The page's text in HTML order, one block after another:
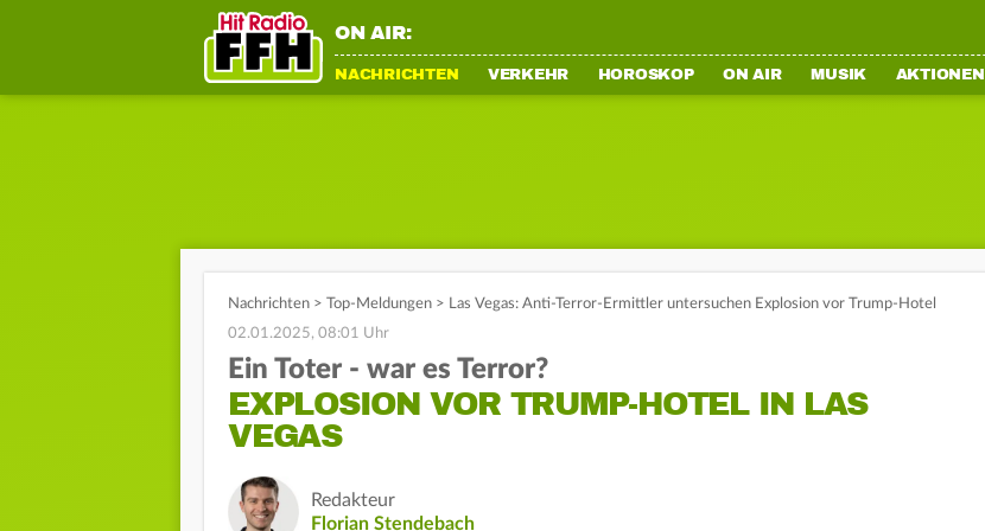
ON AIR:
NACHRICHTEN VERKEHR HOROSKOP ON AIR MUSIK AKTIONEN
Nachrichten > Top-Meldungen > Las Vegas: Anti-Terror-Ermittler untersuchen Explosion vor Trump-Hotel
02.01.2025, 08:01 Uhr
Ein Toter - war es Terror?
EXPLOSION VOR TRUMP-HOTEL IN LAS
VEGAS
Redakteur
Florian Stendebach